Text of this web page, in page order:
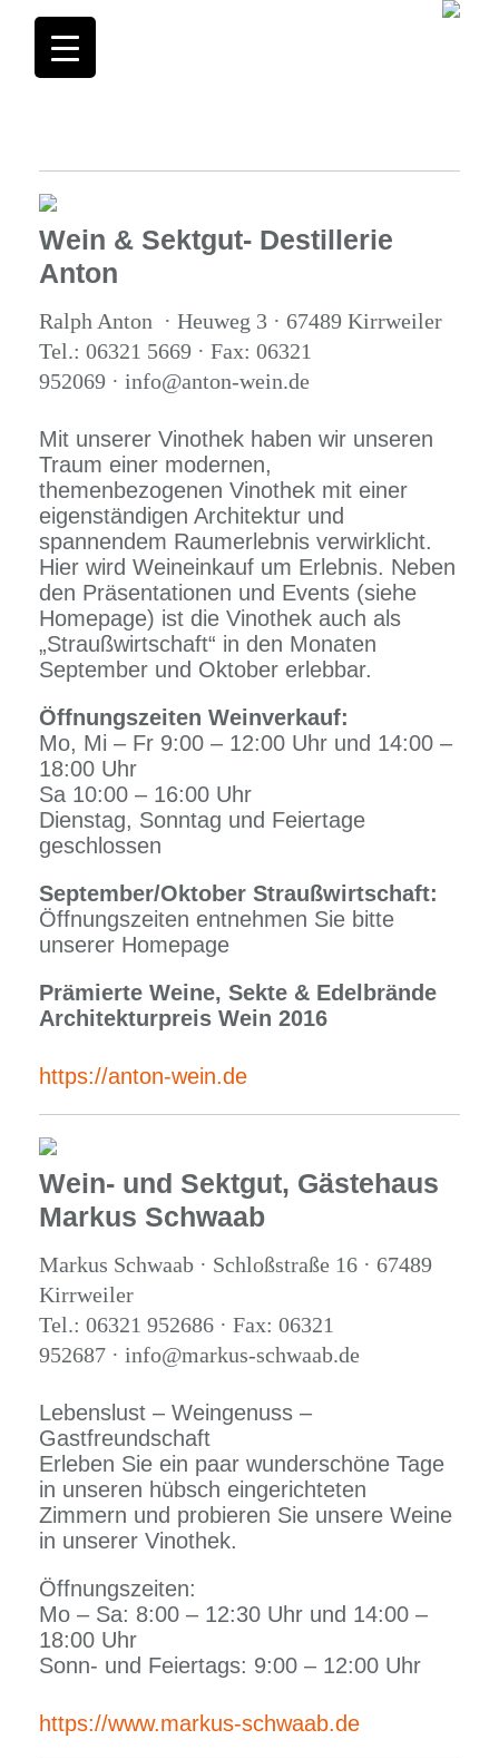
Wein & Sektgut- Destillerie
Anton
Ralph Anton · Heuweg 3 · 67489 Kirrweiler
Tel.: 06321 5669 · Fax: 06321
952069 · info@anton-wein.de
Mit unserer Vinothek haben wir unseren
Traum einer modernen,
themenbezogenen Vinothek mit einer
eigenständigen Architektur und
spannendem Raumerlebnis verwirklicht.
Hier wird Weineinkauf um Erlebnis. Neben
den Präsentationen und Events (siehe
Homepage) ist die Vinothek auch als
„Straußwirtschaft“ in den Monaten
September und Oktober erlebbar.
Öffnungszeiten Weinverkauf:
Mo, Mi – Fr 9:00 – 12:00 Uhr und 14:00 –
18:00 Uhr
Sa 10:00 – 16:00 Uhr
Dienstag, Sonntag und Feiertage
geschlossen
September/Oktober Straußwirtschaft:
Öffnungszeiten entnehmen Sie bitte
unserer Homepage
Prämierte Weine, Sekte & Edelbrände
Architekturpreis Wein 2016
https://anton-wein.de
Wein- und Sektgut, Gästehaus
Markus Schwaab
Markus Schwaab · Schloßstraße 16 · 67489
Kirrweiler
Tel.: 06321 952686 · Fax: 06321
952687 · info@markus-schwaab.de
Lebenslust – Weingenuss –
Gastfreundschaft
Erleben Sie ein paar wunderschöne Tage
in unseren hübsch eingerichteten
Zimmern und probieren Sie unsere Weine
in unserer Vinothek.
Öffnungszeiten:
Mo – Sa: 8:00 – 12:30 Uhr und 14:00 –
18:00 Uhr
Sonn- und Feiertags: 9:00 – 12:00 Uhr
https://www.markus-schwaab.de